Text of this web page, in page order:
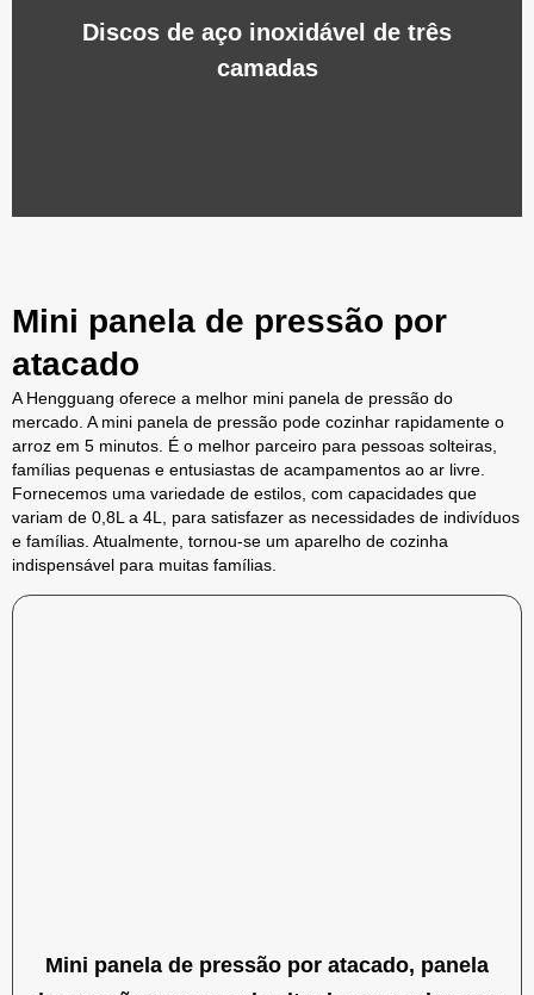
Discos de aço inoxidável de três
camadas
Mini panela de pressão por
atacado
A Hengguang oferece a melhor mini panela de pressão do
mercado. A mini panela de pressão pode cozinhar rapidamente o
arroz em 5 minutos. É o melhor parceiro para pessoas solteiras,
famílias pequenas e entusiastas de acampamentos ao ar livre.
Fornecemos uma variedade de estilos, com capacidades que
variam de 0,8L a 4L, para satisfazer as necessidades de indivíduos
e famílias. Atualmente, tornou-se um aparelho de cozinha
indispensável para muitas famílias.
Mini panela de pressão por atacado, panela